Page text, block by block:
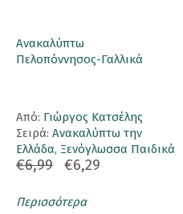
Ανακαλύπτω
Πελοπόννησος-Γαλλικά
Aπό: Γιώργος Κατσέλης
Σειρά: Ανακαλύπτω την
Ελλάδα, Ξενόγλωσσα Παιδικά
€6,99 €6,29
Περισσότερα